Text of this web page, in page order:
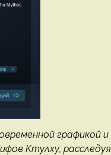
графикой и
Ктулху, расследуя